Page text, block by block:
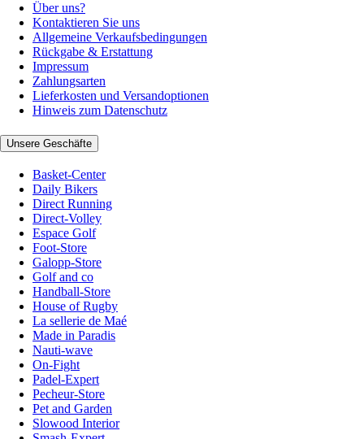
Über uns?
Kontaktieren Sie uns
Allgemeine Verkaufsbedingungen
Rückgabe & Erstattung
Impressum
Zahlungsarten
Lieferkosten und Versandoptionen
Hinweis zum Datenschutz
Unsere Geschäfte
Basket-Center
Daily Bikers
Direct Running
Direct-Volley
Espace Golf
Foot-Store
Galopp-Store
Golf and co
Handball-Store
House of Rugby
La sellerie de Maé
Made in Paradis
Nauti-wave
On-Fight
Padel-Expert
Pecheur-Store
Pet and Garden
Slowood Interior